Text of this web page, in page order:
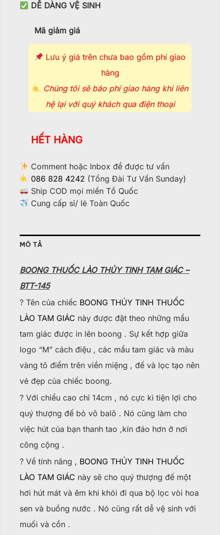
DỄ DÀNG VỆ SINH
Mã giảm giá
Lưu ý giá trên chưa bao gồm phí giao
hàng
Chúng tôi sẽ báo phí giao hàng khi liên
hệ lại với quý khách qua điện thoại
HẾT HÀNG
Comment hoặc Inbox để được tư vấn
086 828 4242 (Tổng Đài Tư Vấn Sunday)
Ship COD mọi miền Tổ Quốc
Cung cấp sỉ/ lẻ Toàn Quốc
MÔ TẢ
BOONG THUỐC LÀO THỦY TINH TAM GIÁC –
BTT-145
? Tên của chiếc BOONG THỦY TINH THUỐC
LÀO TAM GIÁC này được đặt theo những mẩu
tam giác được in lên boong . Sự kết hợp giữa
logo “M” cách điệu , các mẩu tam giác và màu
vàng tô điểm trên viền miệng , đế và lọc tạo nên
vẻ đẹp của chiếc boong.
? Với chiều cao chỉ 14cm , nó cực kì tiện lợi cho
quý thượng đế bỏ vô balô . Nó cũng làm cho
việc hút của bạn thanh tao ,kín đáo hơn ở nơi
công cộng .
? Về tính năng , BOONG THỦY TINH THUỐC
LÀO TAM GIÁC này sẽ cho quý thượng đế một
hơi hút mát và êm khi khói đi qua bộ lọc vòi hoa
sen và buồng nước . Nó cũng rất dễ vệ sinh với
muối và cồn .